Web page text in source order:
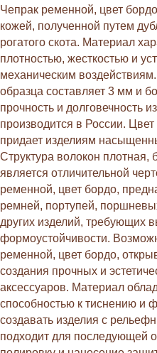
Чепрак ременной, цвет
кожей, полученной путем
рогатого скота. Материал
плотностью, жесткостью и
механическим
образца составляет 3 мм и
прочность и долговечность
производится в России.
придает изделиям
Структура волокон плотная,
является отличительной
ременной, цвет бордо,
ремней, портупей,
других изделий, требующих
формоустойчивости.
ременной, цвет бордо,
создания прочных и
аксессуаров. Материал
способностью к тиснению и
создавать изделия с
подходит для последующей